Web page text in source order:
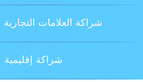
شراكة العلامات
شراكة إقليمية